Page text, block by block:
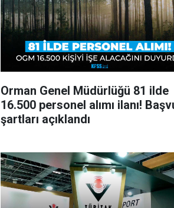
Orman Genel Müdürlüğü 81 ilde
16.500 personel alımı ilanı!
şartları açıklandı